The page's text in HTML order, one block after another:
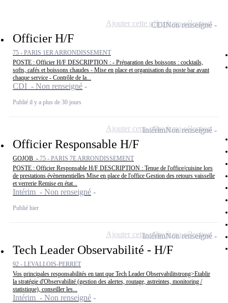
Officier H/F
75 - PARIS 1ER ARRONDISSEMENT
POSTE : Officier H/F DESCRIPTION : - Préparation des boissons : cocktails,
softs, cafés et boissons chaudes - Mise en place et organisation du poste bar avant
chaque service - Contrôle de la...
CDI - Non renseigné
Publié il y a plus de 30 jours
CDINon renseigné
Ajouter cette offre à ma sélection
Officier Responsable H/F
GOJOB - 75 - PARIS 7E ARRONDISSEMENT
POSTE : Officier Responsable H/F DESCRIPTION : Tenue de l'office/cuisine lors
de prestations évènementielles Mise en place de l'office Gestion des retours vaisselle
et verrerie Remise en état...
Intérim - Non renseigné
Publié hier
IntérimNon renseigné
Ajouter cette offre à ma sélection
Tech Leader Observabilité - H/F
92 - LEVALLOIS-PERRET
Vos principales responsabilités en tant que Tech Leader Observabilitstrong>Etablir
la stratégie d'Observabilité (gestion des alertes, routage, astreintes, monitoring /
statistique), conseiller les...
Intérim - Non renseigné
IntérimNon renseigné
Ajouter cette offre à ma sélection